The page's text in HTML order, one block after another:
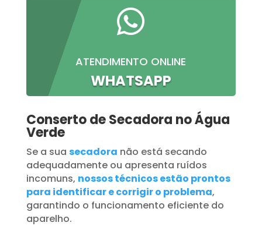

ATENDIMENTO ONLINE
WHATSAPP
Conserto de Secadora no Água
Verde
Se a sua secadora não está secando
adequadamente ou apresenta ruídos
incomuns, nossos técnicos estão prontos
para identificar e corrigir o problema,
garantindo o funcionamento eficiente do
aparelho.